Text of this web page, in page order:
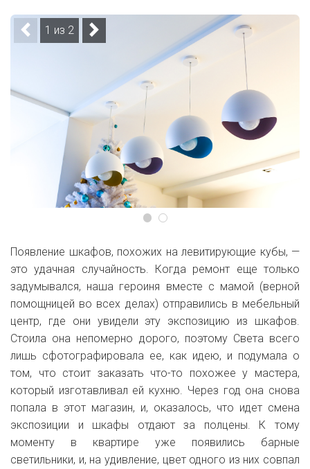
1 из 2
Появление шкафов, похожих на левитирующие кубы, —
это удачная случайность. Когда ремонт еще только
задумывался, наша героиня вместе с мамой (верной
помощницей во всех делах) отправились в мебельный
центр, где они увидели эту экспозицию из шкафов.
Стоила она непомерно дорого, поэтому Света всего
лишь сфотографировала ее, как идею, и подумала о
том, что стоит заказать что-то похожее у мастера,
который изготавливал ей кухню. Через год она снова
попала в этот магазин, и, оказалось, что идет смена
экспозиции и шкафы отдают за полцены. К тому
моменту в квартире уже появились барные
светильники, и, на удивление, цвет одного из них совпал